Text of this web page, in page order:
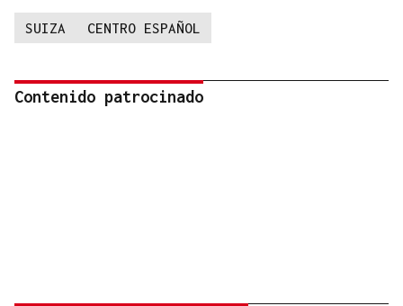
SUIZA CENTRO ESPAÑOL
Contenido patrocinado